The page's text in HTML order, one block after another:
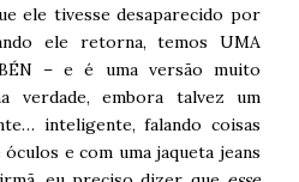
ele tivesse desaparecido por
ele retorna, temos UMA
– e é uma versão muito
verdade, embora talvez um
inteligente, falando coisas
e com uma jaqueta jeans